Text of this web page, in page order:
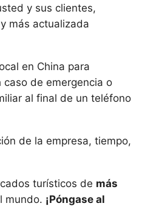
y sus clientes,
más actualizada
en China para
caso de emergencia o
al final de un teléfono
de la empresa, tiempo,
turísticos de más
mundo. ¡Póngase al